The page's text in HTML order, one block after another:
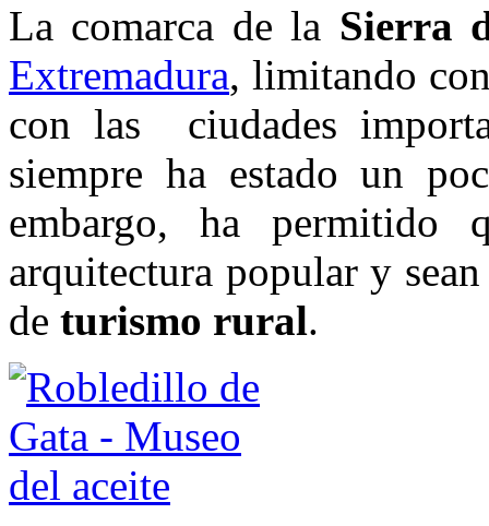
La comarca de la Sierra
Extremadura, limitando
con las ciudades
siempre ha estado un
embargo, ha permitido
arquitectura popular y
de turismo rural.